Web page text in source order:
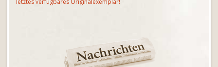
letztes verfügbares Originalexemplar!